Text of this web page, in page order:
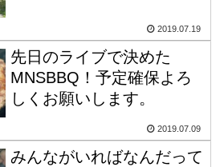
2019.07.19
先日のライブで決めた
MNSBBQ！予定確保よろ
しくお願いします。
2019.07.09
みんながいればなんだって